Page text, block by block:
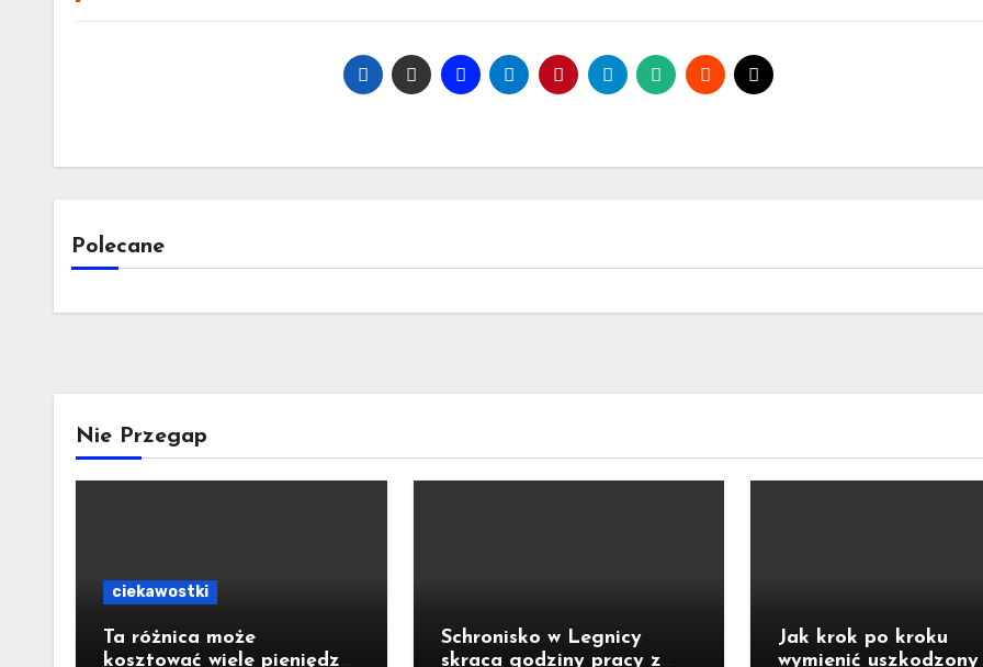
Polecane
Nie Przegap
ciekawostki
Ta różnica może
kosztować wiele pieniędzy.
Schronisko w Legnicy
skraca godziny pracy z
Jak krok po kroku
wymienić uszkodzony